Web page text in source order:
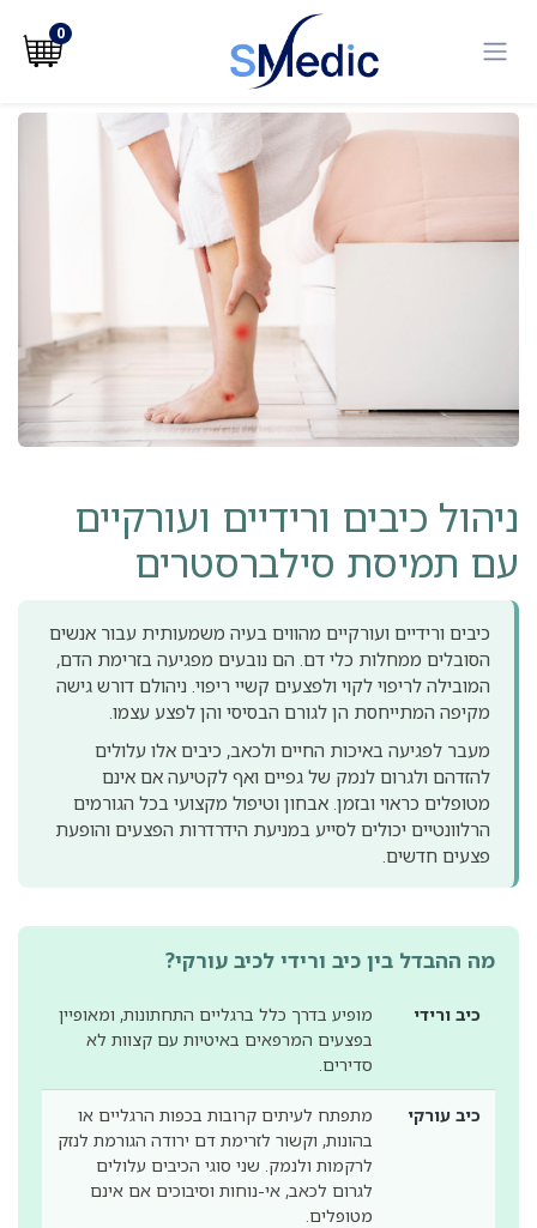
0
ניהול כיבים ורידיים ועורקיים
עם תמיסת סילברסטרים
כיבים ורידיים ועורקיים מהווים בעיה משמעותית עבור אנשים
הסובלים ממחלות כלי דם. הם נובעים מפגיעה בזרימת הדם,
המובילה לריפוי לקוי ולפצעים קשיי ריפוי. ניהולם דורש גישה
מקיפה המתייחסת הן לגורם הבסיסי והן לפצע עצמו.
מעבר לפגיעה באיכות החיים ולכאב, כיבים אלו עלולים
להזדהם ולגרום לנמק של גפיים ואף לקטיעה אם אינם
מטופלים כראוי ובזמן. אבחון וטיפול מקצועי בכל הגורמים
הרלוונטיים יכולים לסייע במניעת הידרדרות הפצעים והופעת
פצעים חדשים.
מה ההבדל בין כיב ורידי לכיב עורקי?
כיב ורידי
מופיע בדרך כלל ברגליים התחתונות, ומאופיין
בפצעים המרפאים באיטיות עם קצוות לא
סדירים.
כיב עורקי
מתפתח לעיתים קרובות בכפות הרגליים או
בהונות, וקשור לזרימת דם ירודה הגורמת לנזק
לרקמות ולנמק. שני סוגי הכיבים עלולים
לגרום לכאב, אי-נוחות וסיבוכים אם אינם
מטופלים.